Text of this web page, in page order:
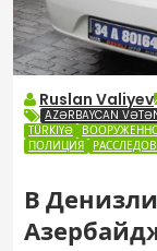
Ruslan Valiyev
AZƏRBAYCAN
TÜRKIYƏ
ПОЛИЦИЯ
В